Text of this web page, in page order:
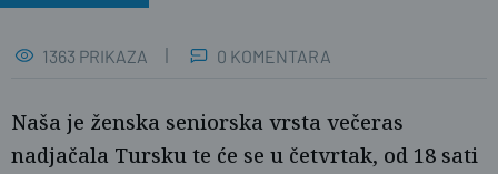
1363 PRIKAZA 0 KOMENTARA
Naša je ženska seniorska vrsta večeras
nadjačala Tursku te će se u četvrtak, od 18 sati